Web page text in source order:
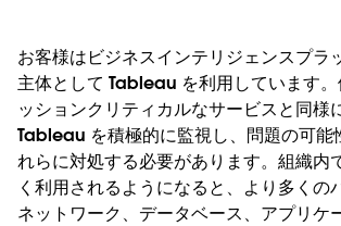
お客様はビジネスインテリジェンスプラ
主体として Tableau を利用しています。
ッションクリティカルなサービスと同様
Tableau を積極的に監視し、問題の可能
れらに対処する必要があります。組織内
く利用されるようになると、より多くの
ネットワーク、データベース、アプリケ